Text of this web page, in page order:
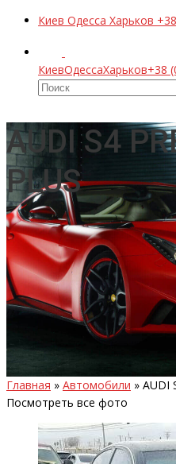
Киев Одесса Харьков
КиевОдессаХарьков+38
AUDI S4
PLUS
Главная » Автомобили » AUDI
Посмотреть все фото